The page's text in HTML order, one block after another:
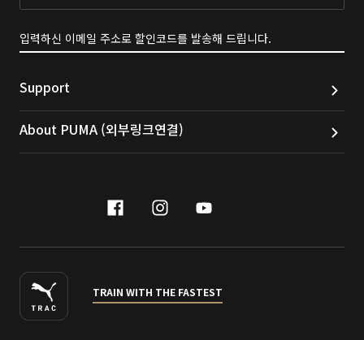
입력하신 이메일 주소로 할인코드를 발송해 드립니다.
Support
About PUMA (외부링크연결)
facebook
instagram
youtube
TRAIN WITH THE FASTEST